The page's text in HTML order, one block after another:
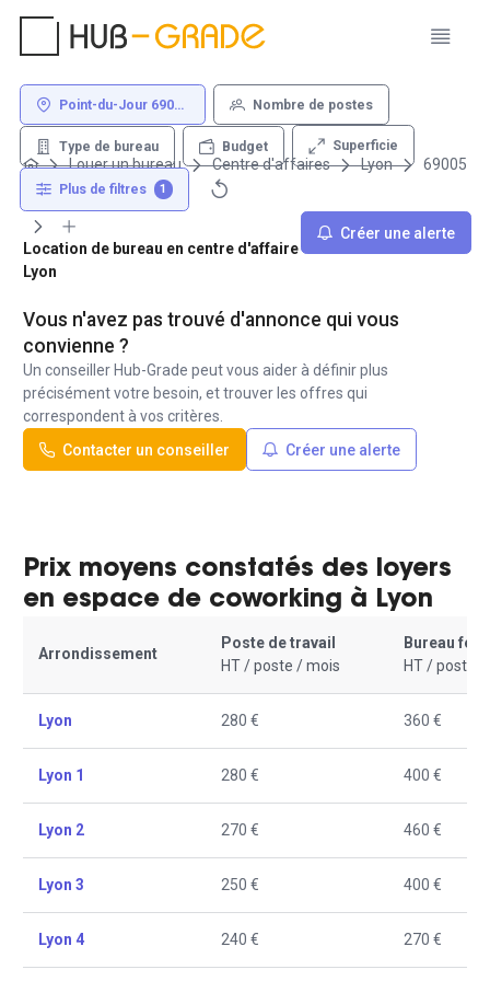
Point-du-Jour 69005
Nombre de postes
Type de bureau Budget Superficie
Plus de filtres 1
Créer une alerte
Louer un bureau Centre d'affaires Lyon
69005
Point-du-Jour
Location de bureau en centre d'affaire - Point-du-Jour 69005
Lyon
Vous n'avez pas trouvé d'annonce qui vous
convienne ?
Un conseiller Hub-Grade peut vous aider à définir plus
précisément votre besoin, et trouver les offres qui
correspondent à vos critères.
Contacter un conseiller
Créer une alerte
Prix moyens constatés des loyers
en espace de coworking à Lyon
Arrondissement
Poste de travail
HT / poste / mois
Bureau
HT / poste /
Lyon 280 € 360 €
Lyon 1 280 € 400 €
Lyon 2 270 € 460 €
Lyon 3 250 € 400 €
Lyon 4 240 € 270 €